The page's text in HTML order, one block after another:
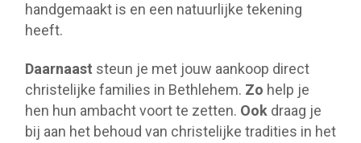
handgemaakt is en een natuurlijke tekening
heeft.
Daarnaast steun je met jouw aankoop direct
christelijke families in Bethlehem. Zo help je
hen hun ambacht voort te zetten. Ook draag je
bij aan het behoud van christelijke tradities in het